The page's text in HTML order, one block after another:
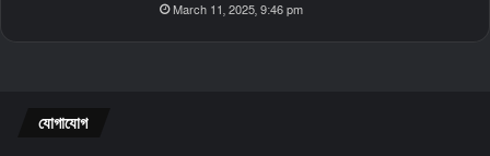
March 11, 2025, 9:46 pm
যোগাযোগ